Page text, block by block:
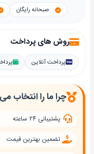
صبحانه رایگان
روش های پرداخت
پرداخت آنلاین
چرا ما را انتخاب
پشتیبانی ۲۴ ساعته
تضمین بهترین قیمت